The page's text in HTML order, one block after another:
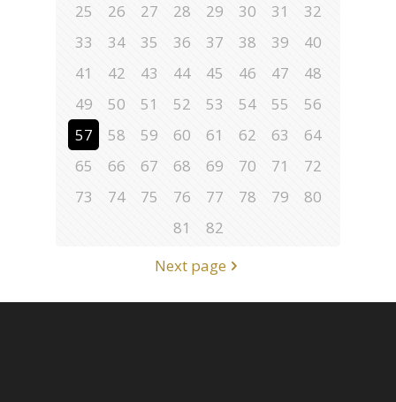
25
26 27 28 29 30 31
32
33
34 35 36 37 38 39
40
41
42 43 44 45 46 47
48
49
50 51 52 53 54 55
56
57
58 59 60 61 62 63
64
65
66 67 68 69 70 71
72
73
74 75 76 77 78 79
80
81
82
Next page